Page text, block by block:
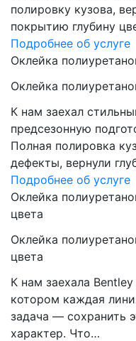
полировку кузова,
покрытию глубину
Подробнее об услуге
Оклейка
Оклейка
К нам заехал
предсезонную
Полная полировка
дефекты, вернули
Подробнее об услуге
Оклейка
цвета
Оклейка
цвета
К нам заехала
котором каждая
задача — сохранить
характер. Что…